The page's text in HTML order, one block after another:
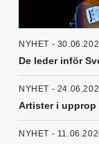
NYHET -
De leder inför
NYHET -
Artister i upprop
NYHET -